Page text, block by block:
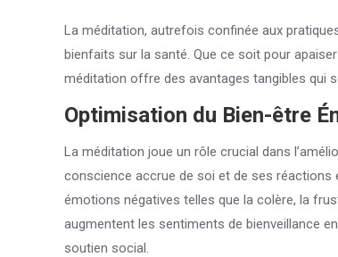
La méditation, autrefois confinée aux
bienfaits sur la santé. Que ce soit pour
méditation offre des avantages tangibles qui
Optimisation du Bien-être
La méditation joue un rôle crucial dans
conscience accrue de soi et de ses
émotions négatives telles que la colère, la
augmentent les sentiments de bienveillance
soutien social.